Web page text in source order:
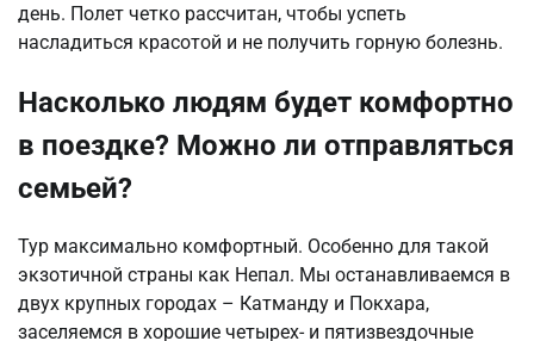
день. Полет четко рассчитан, чтобы успеть
насладиться красотой и не получить горную болезнь.
Насколько людям будет комфортно
в поездке? Можно ли отправляться
семьей?
Тур максимально комфортный. Особенно для такой
экзотичной страны как Непал. Мы останавливаемся в
двух крупных городах – Катманду и Покхара,
заселяемся в хорошие четырех- и пятизвездочные